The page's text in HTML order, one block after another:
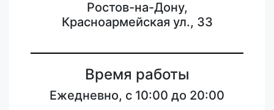
Ростов-на-Дону,
Красноармейская ул., 33
Время работы
Ежедневно, с 10:00 до 20:00